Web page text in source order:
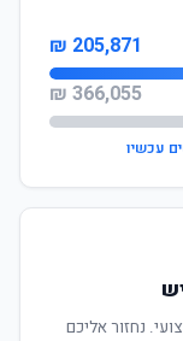
205,871 ₪
366,055 ₪
עכשיו
נחזור אליכם